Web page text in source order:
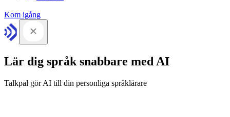
Kom igång
Lär dig språk snabbare med AI
Talkpal gör AI till din personliga språklärare